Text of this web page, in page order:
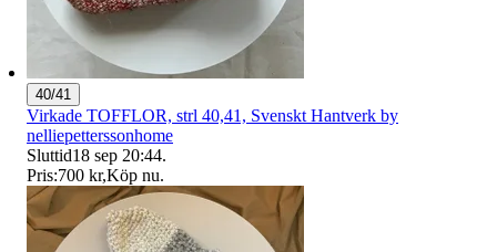
40/41
Virkade TOFFLOR, strl 40,41, Svenskt Hantverk by
nelliepetterssonhome
Sluttid18 sep 20:44.
Pris:700 kr,Köp nu.